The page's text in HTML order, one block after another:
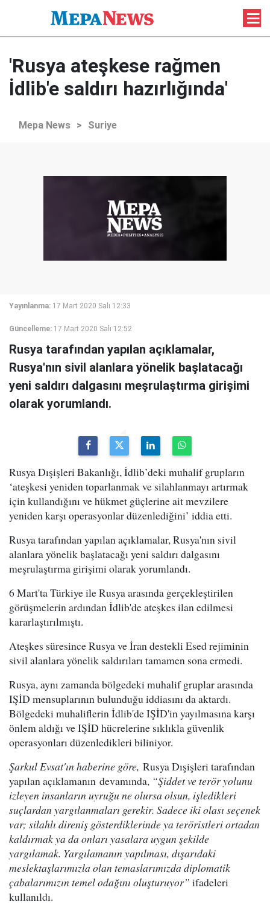
'Rusya ateşkese rağmen
İdlib'e saldırı hazırlığında'
Mepa News > Suriye
Yayınlanma: 17 Mart 2020 Salı 12:33
Güncelleme: 17 Mart 2020 Salı 12:52
Rusya tarafından yapılan açıklamalar,
Rusya'nın sivil alanlara yönelik başlatacağı
yeni saldırı dalgasını meşrulaştırma girişimi
olarak yorumlandı.
Rusya Dışişleri Bakanlığı, İdlib’deki muhalif grupların
‘ateşkesi yeniden toparlanmak ve silahlanmayı artırmak
için kullandığını ve hükmet güçlerine ait mevzilere
yeniden karşı operasyonlar düzenlediğini’ iddia etti.
Rusya tarafından yapılan açıklamalar, Rusya'nın sivil
alanlara yönelik başlatacağı yeni saldırı dalgasını
meşrulaştırma girişimi olarak yorumlandı.
6 Mart'ta Türkiye ile Rusya arasında gerçekleştirilen
görüşmelerin ardından İdlib'de ateşkes ilan edilmesi
kararlaştırılmıştı.
Ateşkes süresince Rusya ve İran destekli Esed rejiminin
sivil alanlara yönelik saldırıları tamamen sona ermedi.
Rusya, aynı zamanda bölgedeki muhalif gruplar arasında
IŞİD mensuplarının bulunduğu iddiasını da aktardı.
Bölgedeki muhaliflerin İdlib'de IŞİD'in yayılmasına karşı
önlem aldığı ve IŞİD hücrelerine sıklıkla güvenlik
operasyonları düzenledikleri biliniyor.
Şarkul Evsat'ın haberine göre, Rusya Dışişleri tarafından
yapılan açıklamanın devamında, “Şiddet ve terör yolunu
izleyen insanların uyruğu ne olursa olsun, işledikleri
suçlardan yargılanmaları gerekir. Sadece iki olası seçenek
var; silahlı direniş gösterdiklerinde ya teröristleri ortadan
kaldırmak ya da onları yasalara uygun şekilde
yargılamak. Yargılamanın yapılması, dışarıdaki
meslektaşlarımızla olan temaslarımızda diplomatik
çabalarımızın temel odağını oluşturuyor” ifadeleri
kullanıldı.